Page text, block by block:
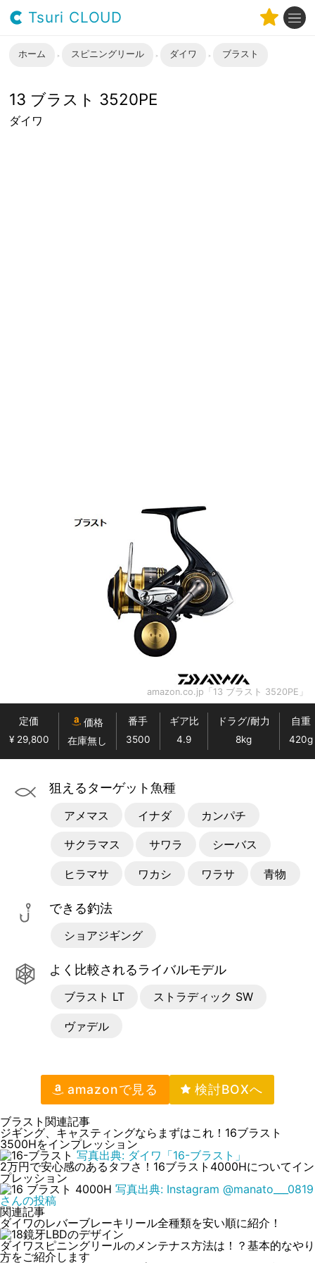
Tsuri CLOUD
ホーム スピニングリール ダイワ ブラスト
13 ブラスト 3520PE
ダイワ
amazon.co.jp「13 ブラスト 3520PE」
定価
¥ 29,800
価格
在庫無し
番手
3500
ギア比
4.9
ドラグ/耐力
8kg
自重
420g
狙えるターゲット魚種
アメマス イナダ カンパチ
サクラマス サワラ シーバス
ヒラマサ ワカシ ワラサ 青物
できる釣法
ショアジギング
よく比較されるライバルモデル
ブラスト LT ストラディック SW
ヴァデル
amazonで見る
ブラスト関連記事
ジギング、キャスティングならまずはこれ！16ブラスト
3500Hをインプレッション
写真出典: ダイワ「16-ブラスト」
2万円で安心感のあるタフさ！16ブラスト4000Hについてイン
プレッション
写真出典: Instagram @manato___0819
さんの投稿
関連記事
ダイワのレバーブレーキリール全種類を安い順に紹介！
ダイワスピニングリールのメンテナス方法は！？基本的なやり
方をご紹介します